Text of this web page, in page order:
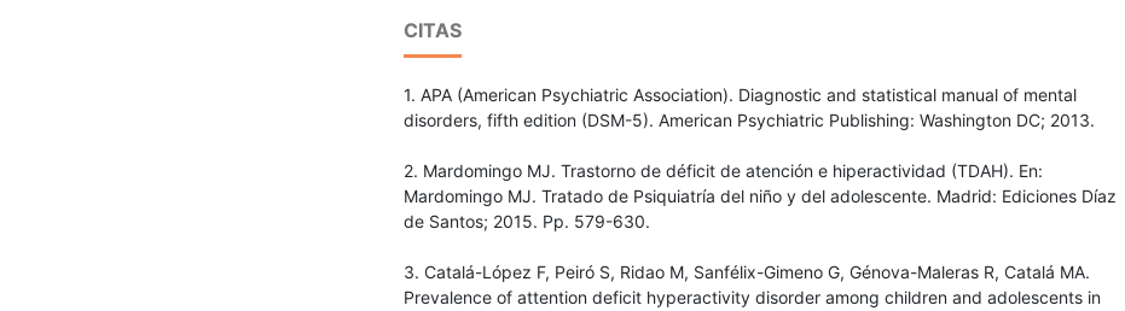
CITAS
1. APA (American Psychiatric Association). Diagnostic and statistical manual of mental
disorders, fifth edition (DSM-5). American Psychiatric Publishing: Washington DC; 2013.
2. Mardomingo MJ. Trastorno de déficit de atención e hiperactividad (TDAH). En:
Mardomingo MJ. Tratado de Psiquiatría del niño y del adolescente. Madrid: Ediciones Díaz
de Santos; 2015. Pp. 579-630.
3. Catalá-López F, Peiró S, Ridao M, Sanfélix-Gimeno G, Génova-Maleras R, Catalá MA.
Prevalence of attention deficit hyperactivity disorder among children and adolescents in